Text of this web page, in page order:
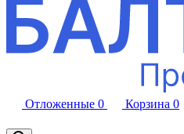
Отложенные 0 Корзина 0